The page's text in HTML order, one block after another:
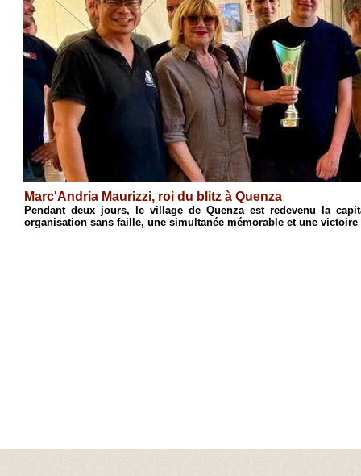
Marc'Andria Maurizzi, roi du blitz à Quenza
Pendant deux jours, le village de Quenza est redevenu la
organisation sans faille, une simultanée mémorable et une